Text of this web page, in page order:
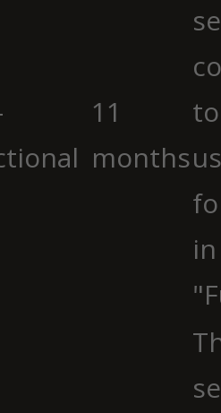
11
months